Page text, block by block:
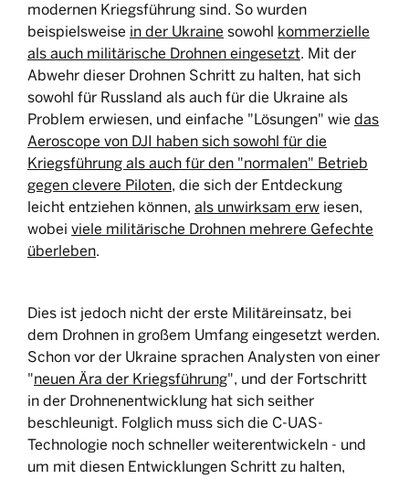
modernen Kriegsführung sind. So wurden
beispielsweise in der Ukraine sowohl kommerzielle
als auch militärische Drohnen eingesetzt. Mit der
Abwehr dieser Drohnen Schritt zu halten, hat sich
sowohl für Russland als auch für die Ukraine als
Problem erwiesen, und einfache "Lösungen" wie das
Aeroscope von DJI haben sich sowohl für die
Kriegsführung als auch für den "normalen" Betrieb
gegen clevere Piloten, die sich der Entdeckung
leicht entziehen können, als unwirksam erw iesen,
wobei viele militärische Drohnen mehrere Gefechte
überleben.
Dies ist jedoch nicht der erste Militäreinsatz, bei
dem Drohnen in großem Umfang eingesetzt werden.
Schon vor der Ukraine sprachen Analysten von einer
"neuen Ära der Kriegsführung", und der Fortschritt
in der Drohnenentwicklung hat sich seither
beschleunigt. Folglich muss sich die C-UAS-
Technologie noch schneller weiterentwickeln - und
um mit diesen Entwicklungen Schritt zu halten,